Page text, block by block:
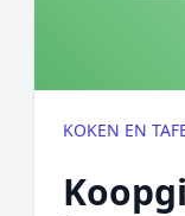
KOKEN EN